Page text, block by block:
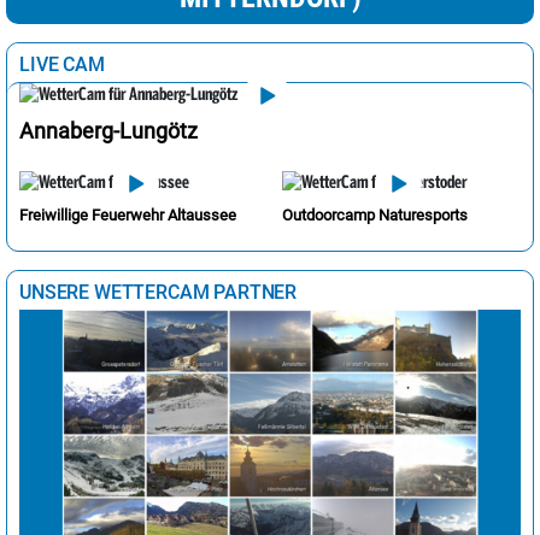
LIVE CAM
Annaberg-Lungötz
Freiwillige Feuerwehr Altaussee Outdoorcamp Naturesports
UNSERE WETTERCAM PARTNER